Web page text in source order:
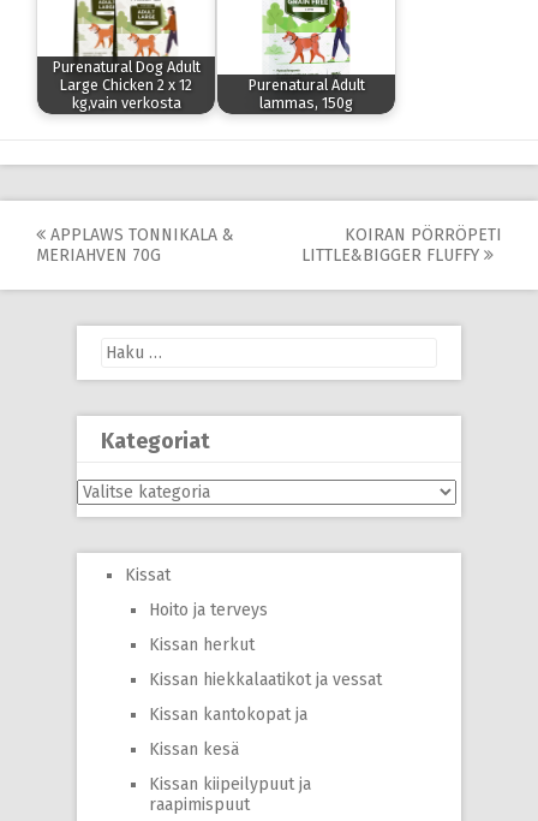
Purenatural Dog Adult
Large Chicken 2 x 12
kg,vain verkosta
Purenatural Adult
lammas, 150g
Post
APPLAWS TONNIKALA &
MERIAHVEN 70G
KOIRAN PÖRRÖPETI
LITTLE&BIGGER FLUFFY
Haku:
Kategoriat
Kategoriat
Kissat
Hoito ja terveys
Kissan herkut
Kissan hiekkalaatikot ja vessat
Kissan kantokopat ja
Kissan kesä
Kissan kiipeilypuut ja
raapimispuut